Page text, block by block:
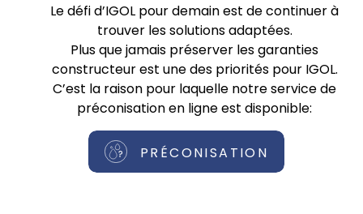
Le défi d’IGOL pour demain est de continuer à
trouver les solutions adaptées.
Plus que jamais préserver les garanties
constructeur est une des priorités pour IGOL.
C’est la raison pour laquelle notre service de
préconisation en ligne est disponible:
PRÉCONISATION